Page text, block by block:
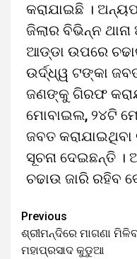
କରାଯାଇଛି ।
ଜିଲାର ବିଭିନ୍ନ
ଆଡ୍ଡା ଉପରେ
ଉର୍ଦ୍ଧ୍ୱ ଟଙ୍କା
ଜଣଙ୍କୁ ଗିରଫ
ମୋବାଇଲ, ୨୪ଟି
ଜବତ
ସୂଚନା ଦେଇଛନ୍ତି ।
ଚଢାଉ ଜାରି ରହିବ
Previous
ଶ୍ରୀମନ୍ଦିରେ ମାଗଣା
ମହାପ୍ରସାଦ କୁଡୁଆ